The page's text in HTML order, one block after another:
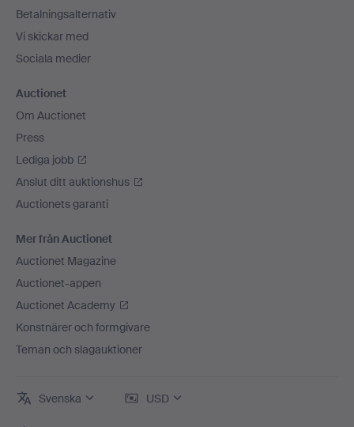
Betalningsalternativ
Vi skickar med
Sociala medier
Auctionet
Om Auctionet
Press
Lediga jobb
Anslut ditt auktionshus
Auctionets garanti
Mer från Auctionet
Auctionet Magazine
Auctionet-appen
Auctionet Academy
Konstnärer och formgivare
Teman och slagauktioner
Svenska USD